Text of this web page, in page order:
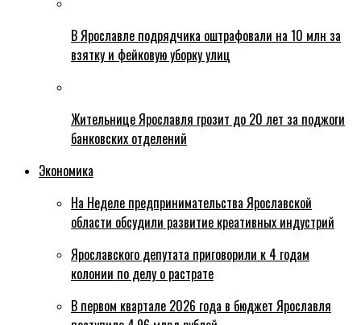
В Ярославле подрядчика оштрафовали на 10 млн за
взятку и фейковую уборку улиц
Жительнице Ярославля грозит до 20 лет за поджоги
банковских отделений
Экономика
На Неделе предпринимательства Ярославской
области обсудили развитие креативных индустрий
Ярославского депутата приговорили к 4 годам
колонии по делу о растрате
В первом квартале 2026 года в бюджет Ярославля